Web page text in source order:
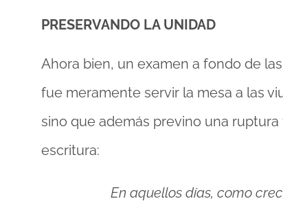
PRESERVANDO LA UNIDAD
Ahora bien, un examen a fondo de
fue meramente servir la mesa a las
sino que además previno una
escritura:
En aquellos días, como